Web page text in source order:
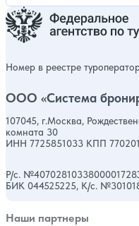
Номер в реестре
ООО «Система
107045, г.Москва,
комната 30
ИНН 7725851033 КПП
Р/с.
БИК 044525225, К/с.
Наши партнеры